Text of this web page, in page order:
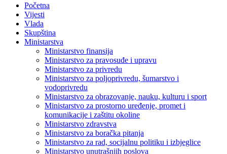
Početna
Vijesti
Vlada
Skupština
Ministarstva
Ministarstvo finansija
Ministarstvo za pravosuđe i upravu
Ministarstvo za privredu
Ministarstvo za poljoprivredu, šumarstvo i
vodoprivredu
Ministarstvo za obrazovanje, nauku, kulturu i sport
Ministarstvo za prostorno uređenje, promet i
komunikacije i zaštitu okoline
Ministarstvo zdravstva
Ministarstvo za boračka pitanja
Ministarstvo za rad, socijalnu politiku i izbjeglice
Ministarstvo unutrašnjih poslova